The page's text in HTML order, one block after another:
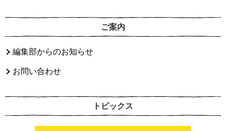
ご案内
編集部からのお知らせ
お問い合わせ
トピックス